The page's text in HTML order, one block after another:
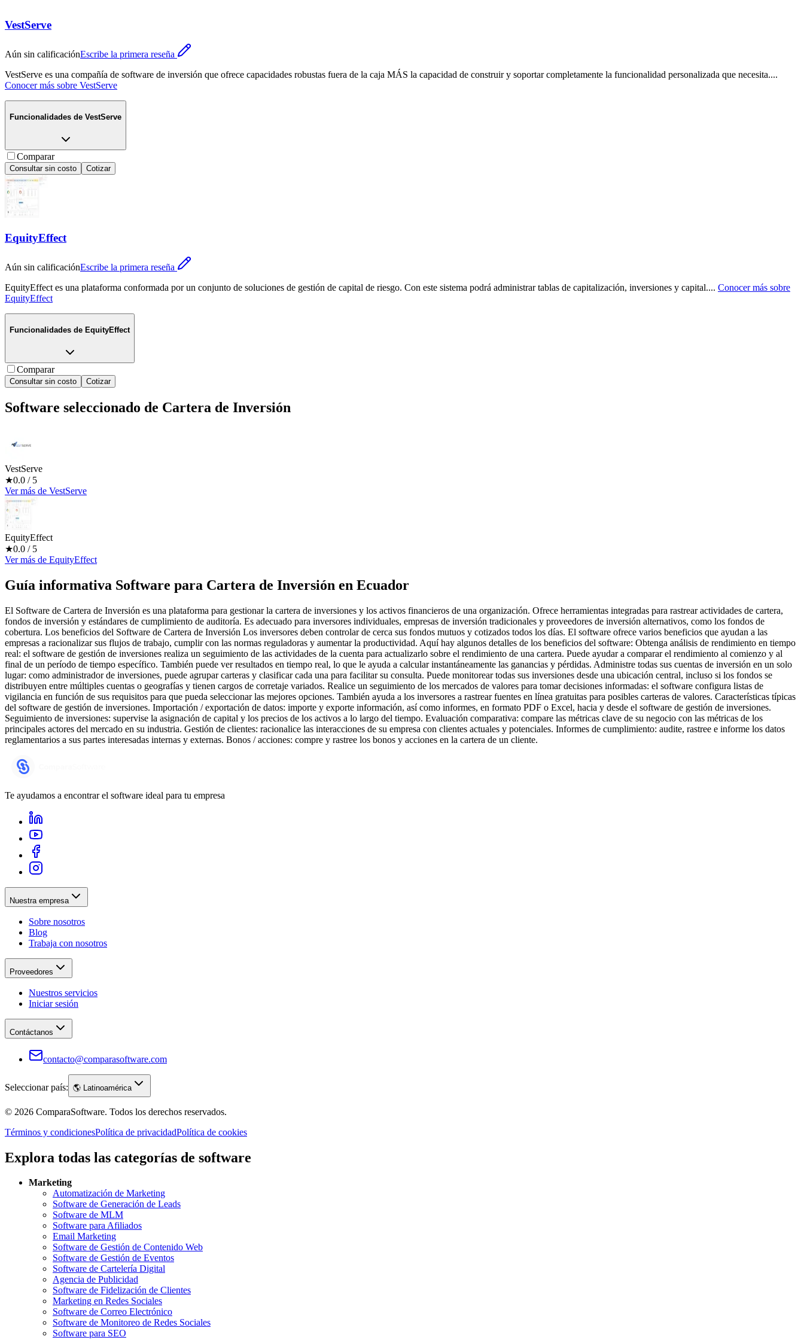
VestServe
Aún sin calificaciónEscribe la primera reseña
VestServe es una compañía de software de inversión que ofrece capacidades robustas fuera de la caja MÁS la capacidad de construir y soportar completamente la funcionalidad personalizada que necesita....
Conocer más sobre VestServe
Funcionalidades de VestServe
Comparar
Consultar sin costo Cotizar
EquityEffect
Aún sin calificaciónEscribe la primera reseña
EquityEffect es una plataforma conformada por un conjunto de soluciones de gestión de capital de riesgo. Con este sistema podrá administrar tablas de capitalización, inversiones y capital.... Conocer más sobre
EquityEffect
Funcionalidades de EquityEffect
Comparar
Consultar sin costo Cotizar
Software seleccionado de Cartera de Inversión
VestServe
★0.0 / 5
Ver más de VestServe
EquityEffect
★0.0 / 5
Ver más de EquityEffect
Guía informativa Software para Cartera de Inversión en Ecuador
El Software de Cartera de Inversión es una plataforma para gestionar la cartera de inversiones y los activos financieros de una organización. Ofrece herramientas integradas para rastrear actividades de cartera,
fondos de inversión y estándares de cumplimiento de auditoría. Es adecuado para inversores individuales, empresas de inversión tradicionales y proveedores de inversión alternativos, como los fondos de
cobertura. Los beneficios del Software de Cartera de Inversión Los inversores deben controlar de cerca sus fondos mutuos y cotizados todos los días. El software ofrece varios beneficios que ayudan a las
empresas a racionalizar sus flujos de trabajo, cumplir con las normas reguladoras y aumentar la productividad. Aquí hay algunos detalles de los beneficios del software: Obtenga análisis de rendimiento en tiempo
real: el software de gestión de inversiones realiza un seguimiento de las actividades de la cuenta para actualizarlo sobre el rendimiento de una cartera. Puede ayudar a comparar el rendimiento al comienzo y al
final de un período de tiempo específico. También puede ver resultados en tiempo real, lo que le ayuda a calcular instantáneamente las ganancias y pérdidas. Administre todas sus cuentas de inversión en un solo
lugar: como administrador de inversiones, puede agrupar carteras y clasificar cada una para facilitar su consulta. Puede monitorear todas sus inversiones desde una ubicación central, incluso si los fondos se
distribuyen entre múltiples cuentas o geografías y tienen cargos de corretaje variados. Realice un seguimiento de los mercados de valores para tomar decisiones informadas: el software configura listas de
vigilancia en función de sus requisitos para que pueda seleccionar las mejores opciones. También ayuda a los inversores a rastrear fuentes en línea gratuitas para posibles carteras de valores. Características típicas
del software de gestión de inversiones. Importación / exportación de datos: importe y exporte información, así como informes, en formato PDF o Excel, hacia y desde el software de gestión de inversiones.
Seguimiento de inversiones: supervise la asignación de capital y los precios de los activos a lo largo del tiempo. Evaluación comparativa: compare las métricas clave de su negocio con las métricas de los
principales actores del mercado en su industria. Gestión de clientes: racionalice las interacciones de su empresa con clientes actuales y potenciales. Informes de cumplimiento: audite, rastree e informe los datos
reglamentarios a sus partes interesadas internas y externas. Bonos / acciones: compre y rastree los bonos y acciones en la cartera de un cliente.
Te ayudamos a encontrar el software ideal para tu empresa
Nuestra empresa
Sobre nosotros
Blog
Trabaja con nosotros
Proveedores
Nuestros servicios
Iniciar sesión
Contáctanos
contacto@comparasoftware.com
Seleccionar país: 🌎 Latinoamérica
© 2026 ComparaSoftware. Todos los derechos reservados.
Términos y condicionesPolítica de privacidadPolítica de cookies
Explora todas las categorías de software
Marketing
Automatización de Marketing
Software de Generación de Leads
Software de MLM
Software para Afiliados
Email Marketing
Software de Gestión de Contenido Web
Software de Gestión de Eventos
Software de Cartelería Digital
Agencia de Publicidad
Software de Fidelización de Clientes
Marketing en Redes Sociales
Software de Correo Electrónico
Software de Monitoreo de Redes Sociales
Software para SEO